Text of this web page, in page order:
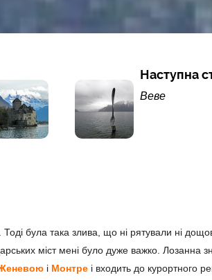
Наступна
Веве
Тоді була така злива, що ні рятували ні
міст мені було дуже важко. Лозанна
і Монтре і входить до курортного